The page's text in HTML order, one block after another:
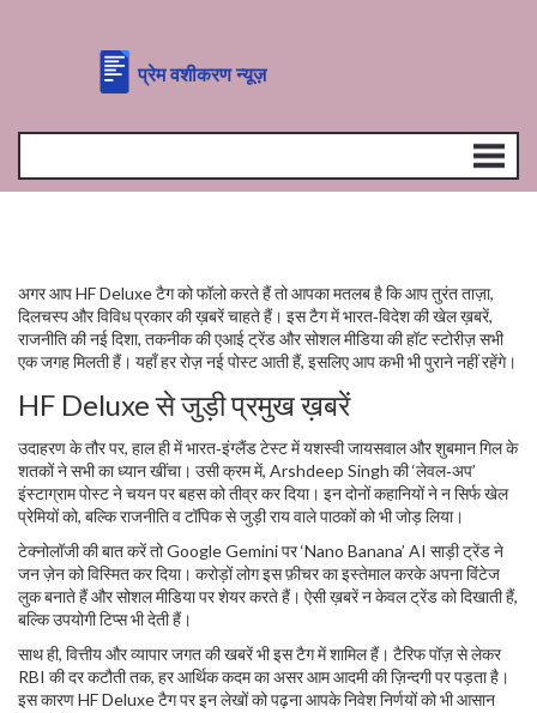
अगर आप HF Deluxe टैग को फॉलो करते हैं तो आपका मतलब है कि आप तुरंत ताज़ा,
दिलचस्प और विविध प्रकार की ख़बरें चाहते हैं। इस टैग में भारत‑विदेश की खेल ख़बरें,
राजनीति की नई दिशा, तकनीक की एआई ट्रेंड और सोशल मीडिया की हॉट स्टोरीज़ सभी
एक जगह मिलती हैं। यहाँ हर रोज़ नई पोस्ट आती हैं, इसलिए आप कभी भी पुराने नहीं रहेंगे।
HF Deluxe से जुड़ी प्रमुख ख़बरें
उदाहरण के तौर पर, हाल ही में भारत‑इंग्लैंड टेस्ट में यशस्वी जायसवाल और शुबमान गिल के
शतकों ने सभी का ध्यान खींचा। उसी क्रम में, Arshdeep Singh की ‘लेवल‑अप’
इंस्टाग्राम पोस्ट ने चयन पर बहस को तीव्र कर दिया। इन दोनों कहानियों ने न सिर्फ खेल
प्रेमियों को, बल्कि राजनीति व टॉपिक से जुड़ी राय वाले पाठकों को भी जोड़ लिया।
टेक्नोलॉजी की बात करें तो Google Gemini पर ‘Nano Banana’ AI साड़ी ट्रेंड ने
जन ज़ेन को विस्मित कर दिया। करोड़ों लोग इस फ़ीचर का इस्तेमाल करके अपना विंटेज
लुक बनाते हैं और सोशल मीडिया पर शेयर करते हैं। ऐसी ख़बरें न केवल ट्रेंड को दिखाती हैं,
बल्कि उपयोगी टिप्स भी देती हैं।
साथ ही, वित्तीय और व्यापार जगत की खबरें भी इस टैग में शामिल हैं। टैरिफ पॉज़ से लेकर
RBI की दर कटौती तक, हर आर्थिक कदम का असर आम आदमी की ज़िन्दगी पर पड़ता है।
इस कारण HF Deluxe टैग पर इन लेखों को पढ़ना आपके निवेश निर्णयों को भी आसान